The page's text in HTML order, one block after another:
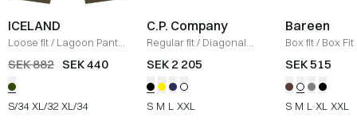
ICELAND
Loose fit/ Lagoon Pants
/ OLIVE
SEK 882 SEK 440
S/34 XL/32 XL/34
C.P. Company
Regular fit/ Diagonal
Raised Fleece Crew
SEK 2 205
S M L XXL
Bareen
Box fit/ Box Fit
shirt /WHITE
SEK 515
S M L XL XXL